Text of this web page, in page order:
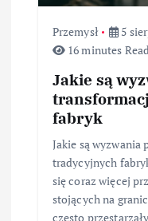
Przemysł
5
16 minutes Read
Jakie są
fabryk
Jakie są
tradycyjnych
się coraz więcej
stojących na
często